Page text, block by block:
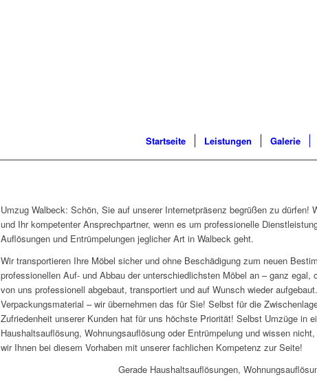
Startseite Leistungen Galerie
Umzug Walbeck: Schön, Sie auf unserer Internetpräsenz begrüßen zu
und Ihr kompetenter Ansprechpartner, wenn es um professionelle
Auflösungen und Entrümpelungen jeglicher Art in Walbeck geht.
Wir transportieren Ihre Möbel sicher und ohne Beschädigung zum neuen
professionellen Auf- und Abbau der unterschiedlichsten Möbel an – ganz
von uns professionell abgebaut, transportiert und auf Wunsch wieder
Verpackungsmaterial – wir übernehmen das für Sie! Selbst für die
Zufriedenheit unserer Kunden hat für uns höchste Priorität! Selbst Umzüge in
Haushaltsauflösung, Wohnungsauflösung oder Entrümpelung und wissen
wir Ihnen bei diesem Vorhaben mit unserer fachlichen Kompetenz zur Seite!
Gerade Haushaltsauflösungen,